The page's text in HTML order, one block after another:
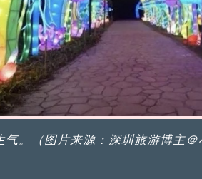
。（图片来源：深圳旅游博主＠